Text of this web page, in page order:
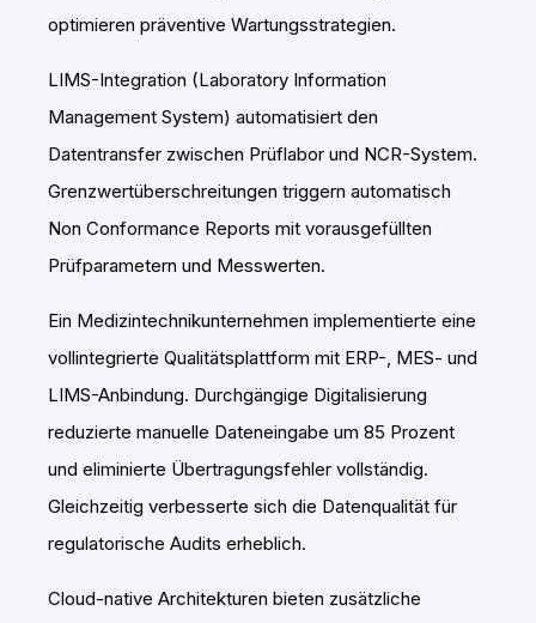
optimieren präventive Wartungsstrategien.
LIMS-Integration (Laboratory Information
Management System) automatisiert den
Datentransfer zwischen Prüflabor und NCR-System.
Grenzwertüberschreitungen triggern automatisch
Non Conformance Reports mit vorausgefüllten
Prüfparametern und Messwerten.
Ein Medizintechnikunternehmen implementierte eine
vollintegrierte Qualitätsplattform mit ERP-, MES- und
LIMS-Anbindung. Durchgängige Digitalisierung
reduzierte manuelle Dateneingabe um 85 Prozent
und eliminierte Übertragungsfehler vollständig.
Gleichzeitig verbesserte sich die Datenqualität für
regulatorische Audits erheblich.
Cloud-native Architekturen bieten zusätzliche